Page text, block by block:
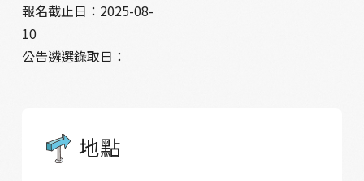
報名截止日： 2025-08-
10
公告遴選錄取日：
地點